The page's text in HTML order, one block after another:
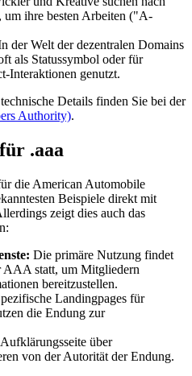
um ihre besten Arbeiten ("A-
der Welt der dezentralen Domains
als Statussymbol oder für
Interaktionen genutzt.
Details finden Sie bei der
Authority).
.aaa
die American Automobile
Beispiele direkt mit
zeigt dies auch das
Die primäre Nutzung findet
AAA statt, um Mitgliedern
bereitzustellen.
Landingpages für
die Endung zur
Aufklärungsseite über
von der Autorität der Endung.